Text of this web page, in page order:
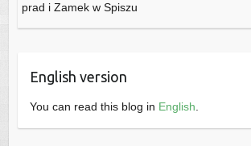
prad i Zamek w Spiszu
English version
You can read this blog in English.